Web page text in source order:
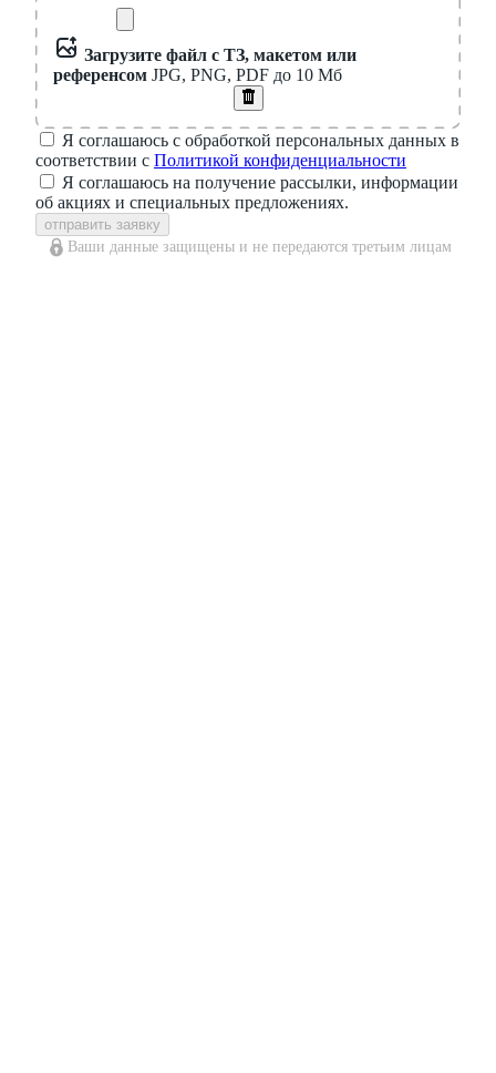
Загрузите файл с ТЗ, макетом или
референсом JPG, PNG, PDF до 10 Мб
Я соглашаюсь с обработкой персональных данных в
соответствии с Политикой конфиденциальности
Я соглашаюсь на получение рассылки, информации
об акциях и специальных предложениях.
отправить заявку
Ваши данные защищены и не передаются третьим лицам